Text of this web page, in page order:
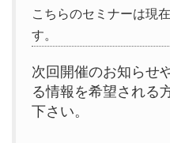
こちらのセミナーは現
す。
次回開催のお知らせ
る情報を希望される
下さい。